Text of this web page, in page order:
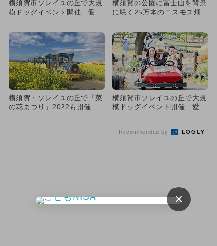
横須賀市ソレイユの丘で大規
模ドッグイベント開催 愛犬
る
横須賀の公園に富士山を背景
に咲く25万本のコスモス畑！
横須賀・ソレイユの丘で「菜
の花まつり」2022も開催
横須賀市ソレイユの丘で大規
模ドッグイベント開催 愛犬
Recommended by
×